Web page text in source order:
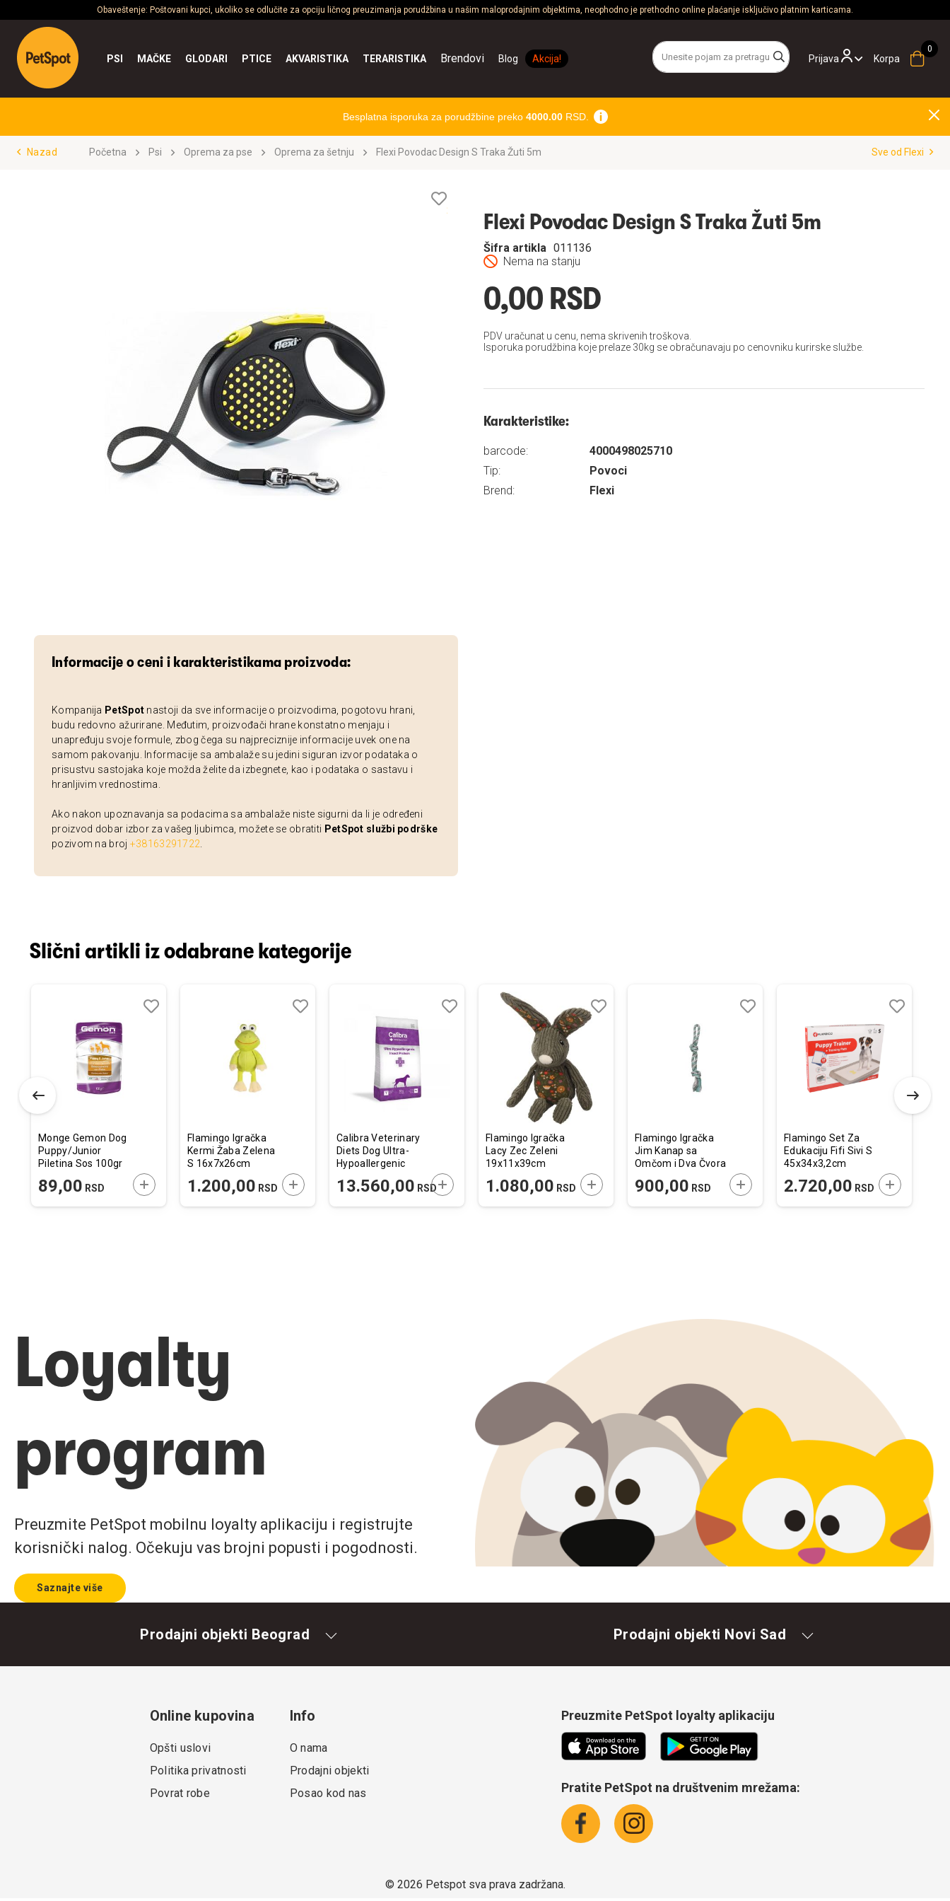
Obaveštenje: Poštovani kupci, ukoliko se odlučite za opciju ličnog preuzimanja porudžbina u našim maloprodajnim objektima, neophodno je prethodno online plaćanje isključivo platnim karticama.
Prijava
PSI MAČKE GLODARI PTICE AKVARISTIKA TERARISTIKA Brendovi Blog Akcija! Korpa
Besplatna isporuka za porudžbine preko 4000.00RSD.
Nazad Početna Psi Oprema za pse Oprema za šetnju Flexi Povodac Design S Traka Žuti 5m Sve od Flexi
Informacije o ceni i karakteristikama proizvoda:
Kompanija PetSpot nastoji da sve informacije o proizvodima, pogotovu hrani,
budu redovno ažurirane. Međutim, proizvođači hrane konstatno menjaju i
unapređuju svoje formule, zbog čega su najpreciznije informacije uvek one na
samom pakovanju. Informacije sa ambalaže su jedini siguran izvor podataka o
prisustvu sastojaka koje možda želite da izbegnete, kao i podataka o sastavu i
hranljivim vrednostima.
Ako nakon upoznavanja sa podacima sa ambalaže niste sigurni da li je određeni
proizvod dobar izbor za vašeg ljubimca, možete se obratiti PetSpot službi podrške
pozivom na broj +38163291722
želja
Flexi Povodac Design S Traka Žuti 5m
Nema na stanju
Šifra artikla 011136
0,00 RSD
PDV uračunat u cenu, nema skrivenih troškova.
Isporuka porudžbina koje prelaze 30kg se obračunavaju po cenovniku kurirske službe.
Karakteristike:
barcode:
4000498025710
Tip:
Povoci
Brend:
Flexi
Slični artikli iz odabrane kategorije
U KORPU
Monge Gemon Dog
Puppy/Junior
Piletina Sos 100gr
89,00 RSD DODAJTE U KORPU
Flamingo Igračka
Kermi Žaba Zelena
S 16x7x26cm
1.200,00 RSD DODAJTE U KORPU
Calibra Veterinary
Diets Dog Ultra-
Hypoallergenic
13.560,00 RSDDODAJTE U KORPU
Flamingo Igračka
Lacy Zec Zeleni
19x11x39cm
1.080,00 RSD DODAJTE U KORPU
Dodaj
Uporedi
Flamingo Igračka
Jim Kanap sa
Omčom i Dva Čvora
900,00 RSD DODAJTE U KORPU
Flamingo Set Za
Edukaciju Fifi Sivi S
45x34x3,2cm
2.720,00 RSD DODAJTE U
Loyalty
program
Preuzmite PetSpot mobilnu loyalty aplikaciju i registrujte
korisnički nalog. Očekuju vas brojni popusti i pogodnosti.
Saznajte više
Prodajni objekti Beograd Prodajni objekti Novi Sad
Online kupovina
Opšti uslovi
Politika privatnosti
Povrat robe
Info
O nama
Prodajni objekti
Posao kod nas
Preuzmite PetSpot loyalty aplikaciju
Pratite PetSpot na društvenim mrežama:
© 2026 Petspot sva prava zadržana.